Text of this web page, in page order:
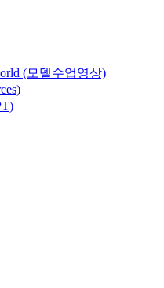
(모델수업영상)